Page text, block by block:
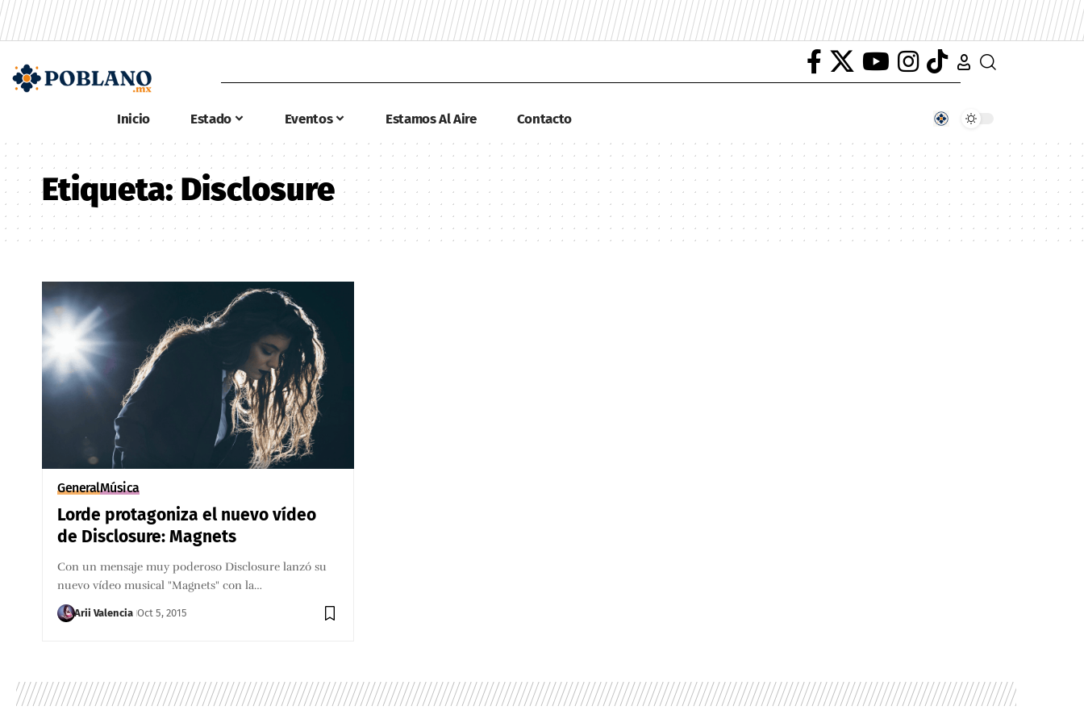
Inicio Estado Eventos Estamos Al Aire Contacto
Etiqueta:Disclosure
GeneralMúsica
Lorde protagoniza el nuevo vídeo
de Disclosure: Magnets
Con un mensaje muy poderoso ​Disclosure lanzó su
nuevo vídeo musical "Magnets" con la…
Arii Valencia Oct 5, 2015